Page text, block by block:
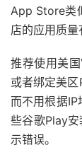
App Store类
店的应用质量
推荐使用美
或者绑定美
而不用根据
些谷歌Play
示错误。